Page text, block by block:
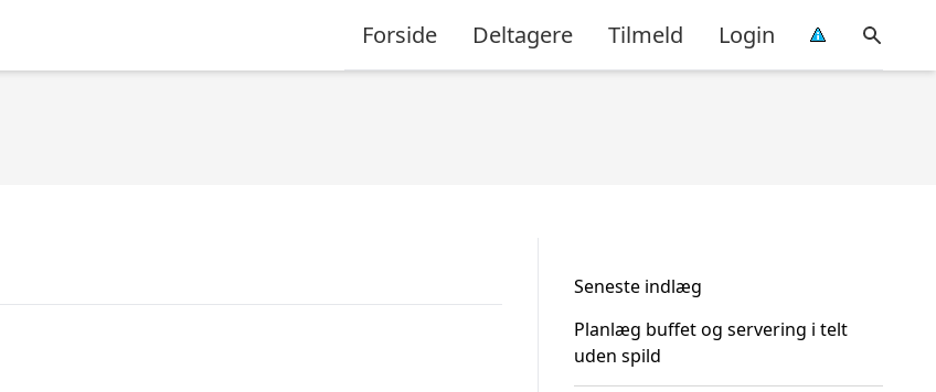
Forside Deltagere Tilmeld Login
Seneste indlæg
Planlæg buffet og servering i telt
uden spild